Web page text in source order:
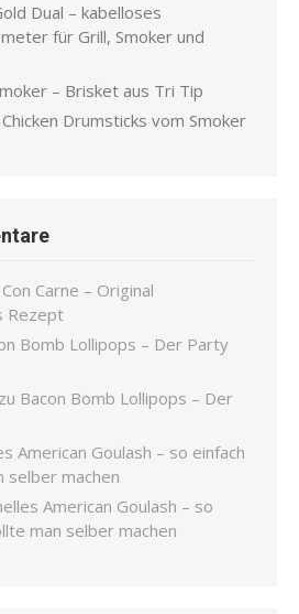
Dual – kabelloses
für Grill, Smoker und
– Brisket aus Tri Tip
Chicken Drumsticks vom Smoker
Con Carne – Original
Rezept
Bomb Lollipops – Der Party
zu Bacon Bomb Lollipops – Der
American Goulash – so einfach
selber machen
American Goulash – so
man selber machen